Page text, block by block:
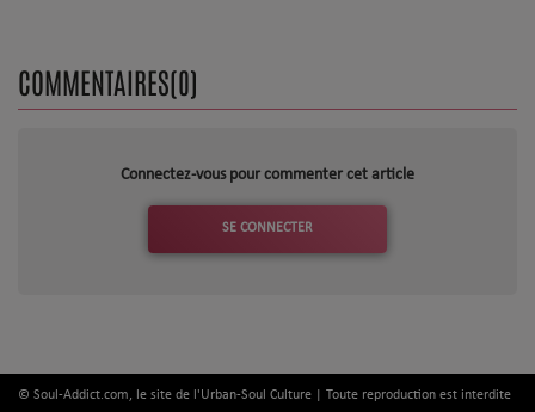
COMMENTAIRES(0)
Connectez-vous pour commenter cet article
SE CONNECTER
© Soul-Addict.com, le site de l'Urban-Soul Culture | Toute reproduction est interdite